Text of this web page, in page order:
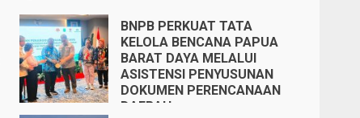
BNPB PERKUAT TATA
KELOLA BENCANA PAPUA
BARAT DAYA MELALUI
ASISTENSI PENYUSUNAN
DOKUMEN PERENCANAAN
DAERAH